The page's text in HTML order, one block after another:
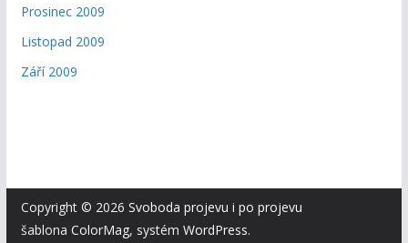
Prosinec 2009
Listopad 2009
Září 2009
Copyright © 2026 Svoboda projevu i po projevu
šablona ColorMag, systém WordPress.